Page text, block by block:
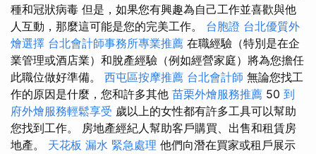
種和冠狀病毒 但是，如果您有興趣為自己工作並喜歡與他
人互動，那麼這可能是您的完美工作。 台胞證 台北優質外
燴選擇 台北會計師事務所專業推薦 在職經驗（特別是在企
業管理或酒店業）和脫產經驗（例如經營家庭）將為您擔任
此職位做好準備。 西屯區按摩推薦 台北會計師 無論您找工
作的原因是什麼，您和許多其他 苗栗外燴服務推薦 50 到
府外燴服務輕鬆享受 歲以上的女性都有許多工具可以幫助
您找到工作。 房地產經紀人幫助客戶購買、出售和租賃房
地產。 天花板 漏水 緊急處理 他們向潛在買家或租戶展示